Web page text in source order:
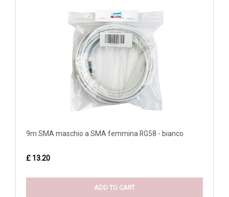
9m SMA maschio a SMA femmina RG58 - bianco
£ 13.20
ADD TO CART